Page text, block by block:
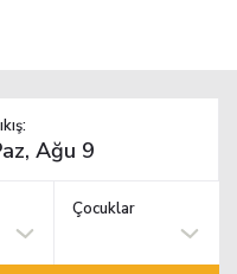
Çocuklar